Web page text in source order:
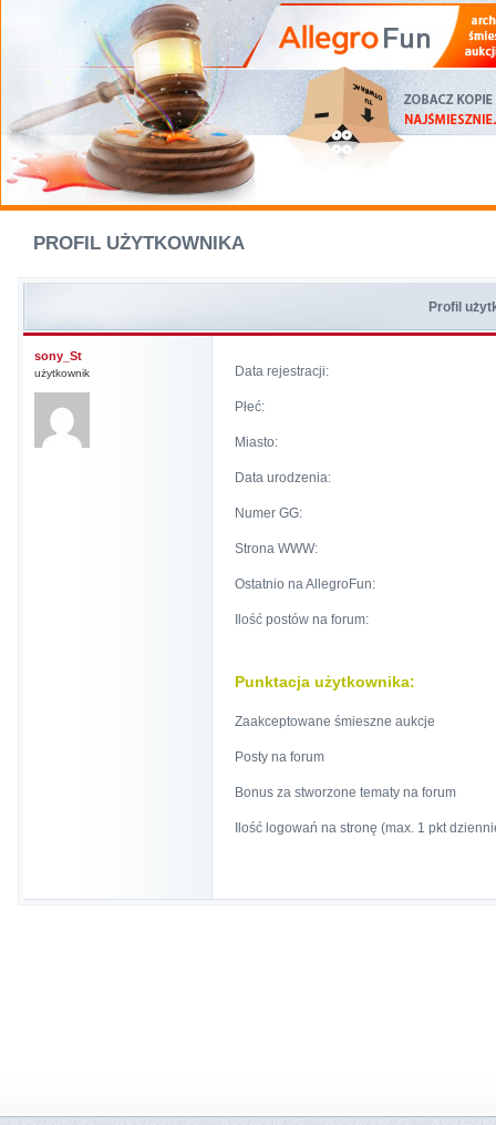
PROFIL UŻYTKOWNIKA
Profil
sony_St
użytkownik Data rejestracji:
Płeć:
Miasto:
Data urodzenia:
Numer GG:
Strona WWW:
Ostatnio na AllegroFun:
Ilość postów na forum:
Punktacja użytkownika:
Zaakceptowane śmieszne aukcje
Posty na forum
Bonus za stworzone tematy na forum
Ilość logowań na stronę (max. 1 pkt